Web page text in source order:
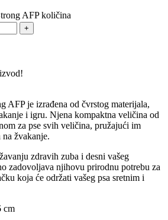
AFP količina
AFP je izrađena od čvrstog materijala,
i igru. Njena kompaktna veličina od
za pse svih veličina, pružajući im
na žvakanje.
zdravih zuba i desni vašeg
zadovoljava njihovu prirodnu potrebu za
koja će održati vašeg psa sretnim i
cm